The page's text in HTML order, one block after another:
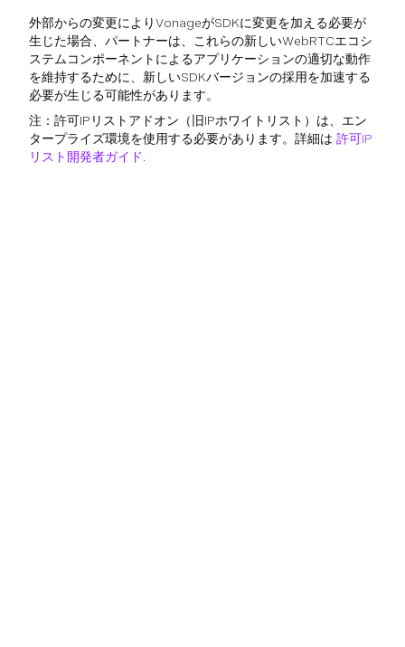
外部からの変更によりVonageがSDKに変更を加える必要が
生じた場合、パートナーは、これらの新しいWebRTCエコシ
ステムコンポーネントによるアプリケーションの適切な動作
を維持するために、新しいSDKバージョンの採用を加速する
必要が生じる可能性があります。
注：許可IPリストアドオン（旧IPホワイトリスト）は、エン
タープライズ環境を使用する必要があります。詳細は 許可IP
リスト開発者ガイド.